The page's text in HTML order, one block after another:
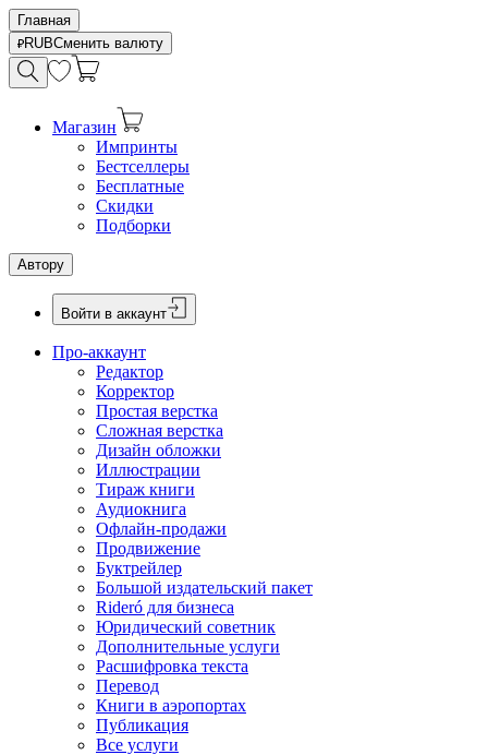
Главная
RUBСменить валюту
Магазин
Импринты
Бестселлеры
Бесплатные
Скидки
Подборки
Автору
Войти в аккаунт
Про-аккаунт
Редактор
Корректор
Простая верстка
Сложная верстка
Дизайн обложки
Иллюстрации
Тираж книги
Аудиокнига
Офлайн-продажи
Продвижение
Буктрейлер
Большой издательский пакет
Rideró для бизнеса
Юридический советник
Дополнительные услуги
Расшифровка текста
Перевод
Книги в аэропортах
Публикация
Все услуги